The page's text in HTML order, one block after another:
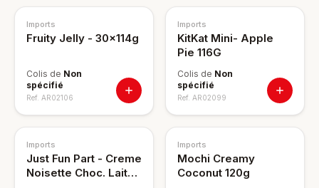
Imports
Fruity Jelly - 30x114g
Colis de Non
spécifié
Ref. AR02106
Imports
KitKat Mini- Apple
Pie 116G
Colis de Non
spécifié
Ref. AR02099
Imports
Just Fun Part - Creme
Noisette Choc. Lait
Imports
Mochi Creamy
Coconut 120g